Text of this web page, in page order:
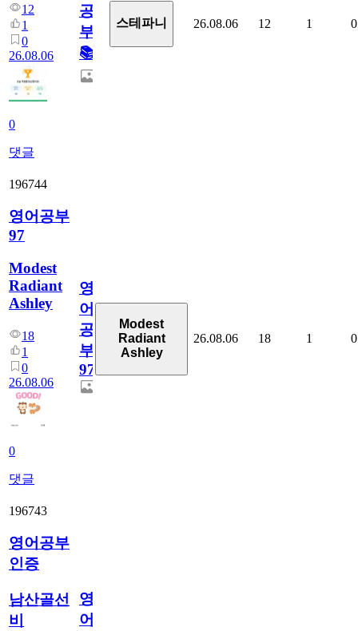
12
1
0
26.08.06
0
댓글
공
부!
📚
스테파니 26.08.06 12 1 0
196744
영어공부
97
Modest
Radiant
Ashley
18
1
0
26.08.06
0
댓글
영
어
공
부
97
Modest
Radiant
Ashley
26.08.06 18 1 0
196743
영어공부
인증
남산골선
비
영
어